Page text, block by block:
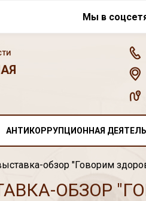
Мы в
АНТИКОРРУПЦИОННАЯ
обзор "Говорим
ОБЗОР